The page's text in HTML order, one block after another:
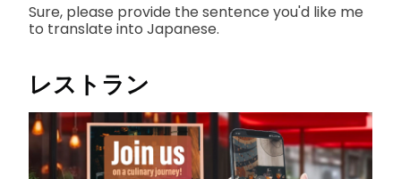
Sure, please provide the sentence you'd like me
to translate into Japanese.
レストラン